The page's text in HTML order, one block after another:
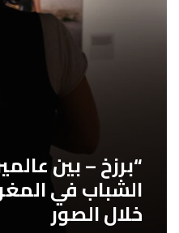
“برزخ – بين
الشباب في
خلال الصور